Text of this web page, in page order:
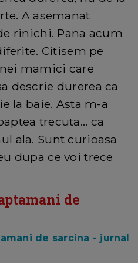
A asemanat
rinichi. Pana acum
Citisem pe
mamici care
descrie durerea ca
la baie. Asta m-a
trecuta... ca
ala. Sunt curioasa
dupa ce voi trece
de
de sarcina - jurnal